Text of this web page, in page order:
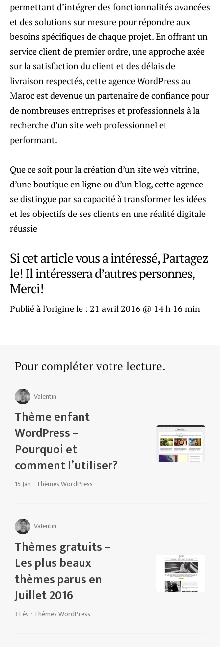
permettant d’intégrer des fonctionnalités avancées
et des solutions sur mesure pour répondre aux
besoins spécifiques de chaque projet. En offrant un
service client de premier ordre, une approche axée
sur la satisfaction du client et des délais de
livraison respectés, cette agence WordPress au
Maroc est devenue un partenaire de confiance pour
de nombreuses entreprises et professionnels à la
recherche d’un site web professionnel et
performant.
Que ce soit pour la création d’un site web vitrine,
d’une boutique en ligne ou d’un blog, cette agence
se distingue par sa capacité à transformer les idées
et les objectifs de ses clients en une réalité digitale
réussie
Si cet article vous a intéressé, Partagez
le! Il intéressera d’autres personnes,
Merci!
Publié à l'origine le : 21 avril 2016 @ 14 h 16 min
Pour compléter votre lecture.
Valentin
Thème enfant
WordPress –
Pourquoi et
comment l’utiliser?
15 Jan · Thèmes WordPress
Valentin
Thèmes gratuits –
Les plus beaux
thèmes parus en
Juillet 2016
3 Fév · Thèmes WordPress